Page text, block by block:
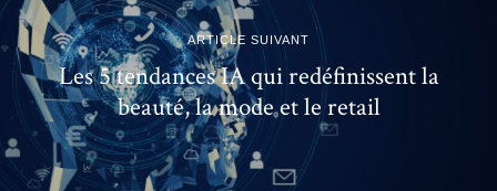
ARTICLE SUIVANT
Les 5 tendances IA qui redéfinissent la
beauté, la mode et le retail